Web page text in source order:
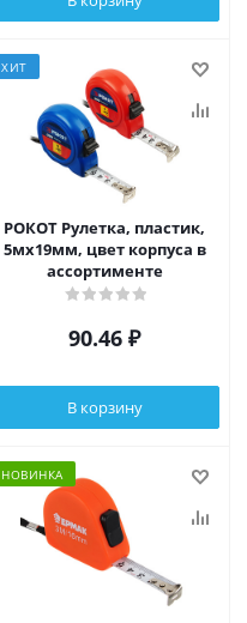
ХИТ
РОКОТ Рулетка, пластик,
5мх19мм, цвет корпуса в
ассортименте
90.46 ₽
В корзину
НОВИНКА